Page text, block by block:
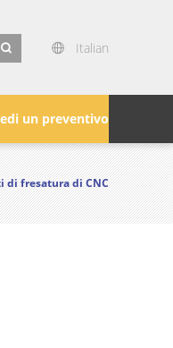
Italian
un preventivo
di fresatura di CNC